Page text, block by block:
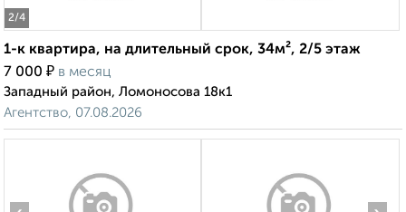
2/4
1-к квартира, на длительный срок, 34м², 2/5 этаж
7 000 ₽ в месяц
Западный район, Ломоносова 18к1
Агентство, 07.08.2026